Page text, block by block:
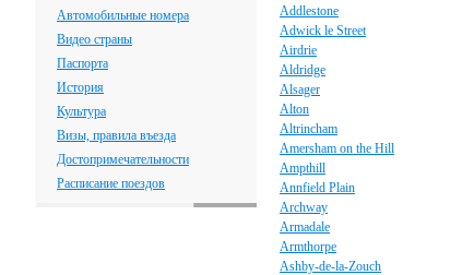
Автомобильные номера
Видео страны
Паспорта
История
Культура
Визы, правила въезда
Достопримечательности
Расписание поездов
Addlestone
Adwick le Street
Airdrie
Aldridge
Alsager
Alton
Altrincham
Amersham on the Hill
Ampthill
Annfield Plain
Archway
Armadale
Armthorpe
Ashby-de-la-Zouch